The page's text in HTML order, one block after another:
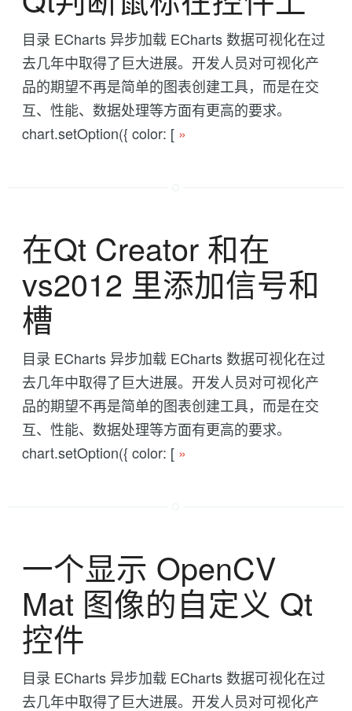
目录 ECharts 异步加载 ECharts 数据可视化在过
去几年中取得了巨大进展。开发人员对可视化产
品的期望不再是简单的图表创建工具，而是在交
互、性能、数据处理等方面有更高的要求。
chart.setOption({ color: [ »
在Qt Creator 和在
vs2012 里添加信号和
槽
目录 ECharts 异步加载 ECharts 数据可视化在过
去几年中取得了巨大进展。开发人员对可视化产
品的期望不再是简单的图表创建工具，而是在交
互、性能、数据处理等方面有更高的要求。
chart.setOption({ color: [ »
一个显示 OpenCV
Mat 图像的自定义 Qt
控件
目录 ECharts 异步加载 ECharts 数据可视化在过
去几年中取得了巨大进展。开发人员对可视化产